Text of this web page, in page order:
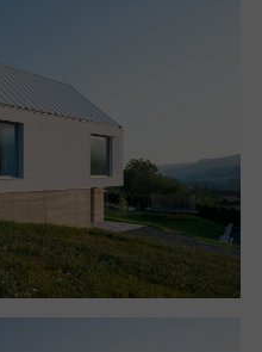
kočičí prolézačku
skrytou pod
dětském pokoji či
do obývacího
využít obestavěný
bezúčelové plochy.
charakterů prostoru.
výškami, úrovněmi,
vzhůru a je vizuálně